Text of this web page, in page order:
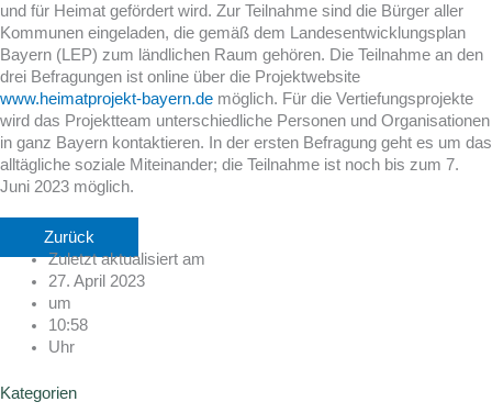
und für Heimat gefördert wird. Zur Teilnahme sind die Bürger aller
Kommunen eingeladen, die gemäß dem Landesentwicklungsplan
Bayern (LEP) zum ländlichen Raum gehören. Die Teilnahme an den
drei Befragungen ist online über die Projektwebsite
www.heimatprojekt-bayern.de möglich. Für die Vertiefungsprojekte
wird das Projektteam unterschiedliche Personen und Organisationen
in ganz Bayern kontaktieren. In der ersten Befragung geht es um das
alltägliche soziale Miteinander; die Teilnahme ist noch bis zum 7.
Juni 2023 möglich.
Zurück
Zuletzt aktualisiert am
27. April 2023
um
10:58
Uhr
Kategorien